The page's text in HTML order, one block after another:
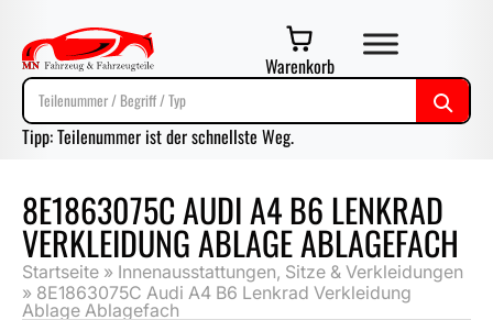
Warenkorb
Tipp: Teilenummer ist der schnellste Weg.
8E1863075C AUDI A4 B6 LENKRAD
VERKLEIDUNG ABLAGE ABLAGEFACH
Startseite » Innenausstattungen, Sitze & Verkleidungen
» 8E1863075C Audi A4 B6 Lenkrad Verkleidung
Ablage Ablagefach